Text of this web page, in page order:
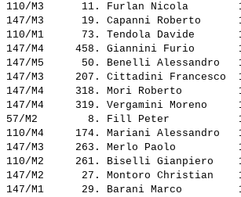
110/M3      11. Furlan Nicola
147/M3      19. Capanni Roberto
110/M1      73. Tendola Davide
147/M4     458. Giannini Furio
147/M5      50. Benelli Alessandro
147/M3     207. Cittadini Francesco
147/M4     318. Mori Roberto
147/M4     319. Vergamini Moreno
57/M2        8. Fill Peter
110/M4     174. Mariani Alessandro
147/M3     263. Merlo Paolo
110/M2     261. Biselli Gianpiero
147/M2      27. Montoro Christian
147/M1      29. Barani Marco